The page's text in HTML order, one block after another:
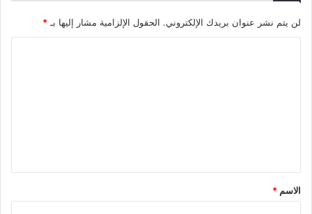
لن يتم نشر عنوان بريدك الإلكتروني. الحقول الإلزامية مشار إليها بـ *
الاسم *